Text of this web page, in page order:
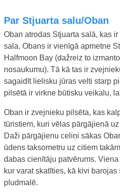
Par Stjuarta salu/Oban
Oban atrodas Stjuarta salā, kas
sala. Obans ir vienīgā apmetne
Halfmoon Bay (dažreiz to
nosaukumu). Tā kā tas ir
sagaidīt lielisku jūras velti starp
pilsētā ir virkne būtisku veikalu,
Oban ir zvejnieku pilsēta, kas
tūristiem, kuri vēlas pārgājienā
Daži pārgājienu celiņi sākas
ūdens taksometru uz citiem
dabas cienītāju patvērums.
kur varat skatīties, kā kivi
pludmalē. ​​